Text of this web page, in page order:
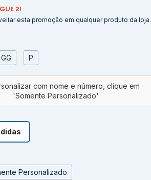
2!
esta promoção em qualquer produto da loja.
GG P
Personalizado